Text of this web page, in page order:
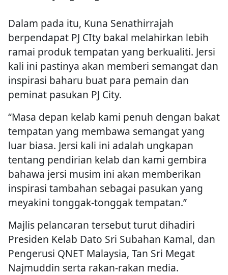
Dalam pada itu, Kuna Senathirrajah
berpendapat PJ CIty bakal melahirkan lebih
ramai produk tempatan yang berkualiti. Jersi
kali ini pastinya akan memberi semangat dan
inspirasi baharu buat para pemain dan
peminat pasukan PJ City.
“Masa depan kelab kami penuh dengan bakat
tempatan yang membawa semangat yang
luar biasa. Jersi kali ini adalah ungkapan
tentang pendirian kelab dan kami gembira
bahawa jersi musim ini akan memberikan
inspirasi tambahan sebagai pasukan yang
meyakini tonggak-tonggak tempatan.”
Majlis pelancaran tersebut turut dihadiri
Presiden Kelab Dato Sri Subahan Kamal, dan
Pengerusi QNET Malaysia, Tan Sri Megat
Najmuddin serta rakan-rakan media.